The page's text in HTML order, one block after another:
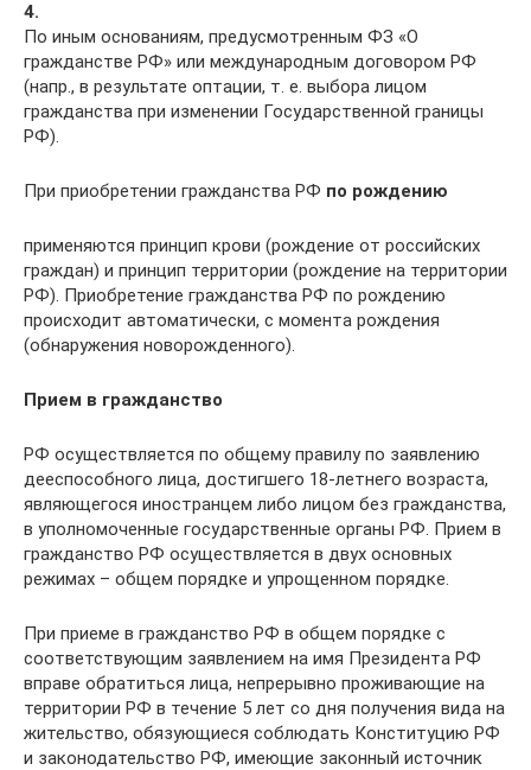
4.
По иным основаниям, предусмотренным ФЗ «О
гражданстве РФ» или международным договором РФ
(напр., в результате оптации, т. е. выбора лицом
гражданства при изменении Государственной границы
РФ).
При приобретении гражданства РФ по рождению
применяются принцип крови (рождение от российских
граждан) и принцип территории (рождение на территории
РФ). Приобретение гражданства РФ по рождению
происходит автоматически, с момента рождения
(обнаружения новорожденного).
Прием в гражданство
РФ осуществляется по общему правилу по заявлению
дееспособного лица, достигшего 18-летнего возраста,
являющегося иностранцем либо лицом без гражданства,
в уполномоченные государственные органы РФ. Прием в
гражданство РФ осуществляется в двух основных
режимах – общем порядке и упрощенном порядке.
При приеме в гражданство РФ в общем порядке с
соответствующим заявлением на имя Президента РФ
вправе обратиться лица, непрерывно проживающие на
территории РФ в течение 5 лет со дня получения вида на
жительство, обязующиеся соблюдать Конституцию РФ
и законодательство РФ, имеющие законный источник